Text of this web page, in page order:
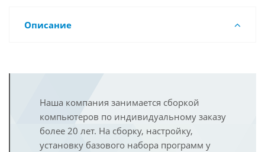
Описание
Наша компания занимается сборкой
компьютеров по индивидуальному заказу
более 20 лет. На сборку, настройку,
установку базового набора программ у